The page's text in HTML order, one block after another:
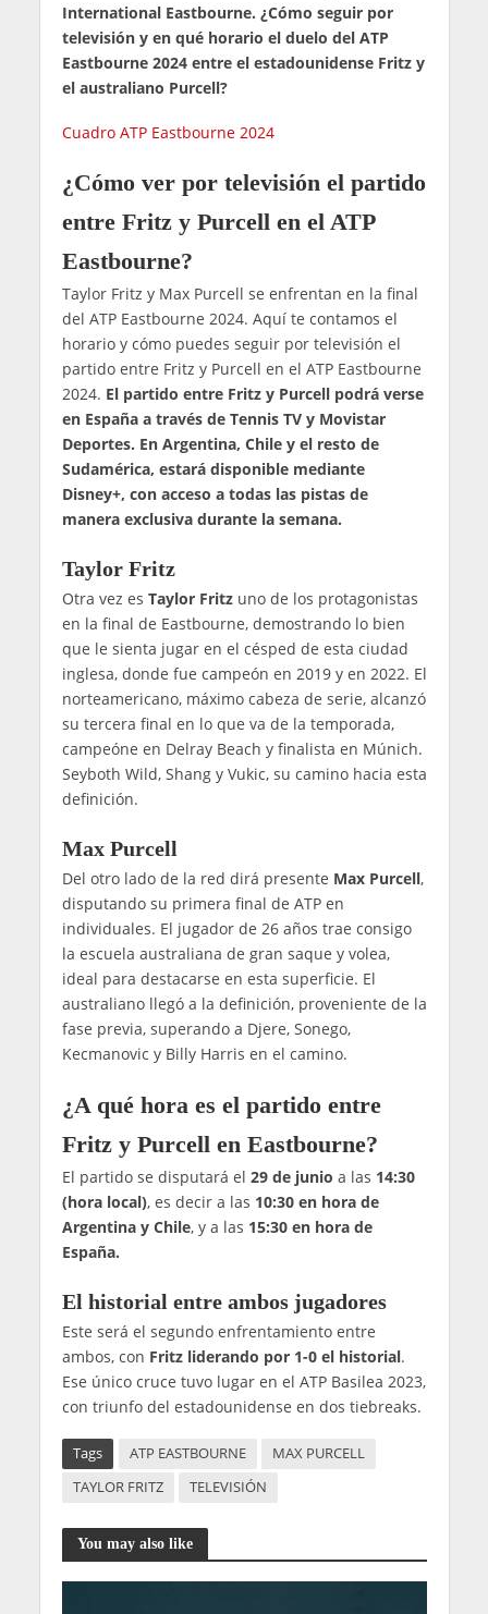
International Eastbourne. ¿Cómo seguir por
televisión y en qué horario el duelo del ATP
Eastbourne 2024 entre el estadounidense Fritz y
el australiano Purcell?
Cuadro ATP Eastbourne 2024
¿Cómo ver por televisión el partido
entre Fritz y Purcell en el ATP
Eastbourne?
Taylor Fritz y Max Purcell se enfrentan en la final
del ATP Eastbourne 2024. Aquí te contamos el
horario y cómo puedes seguir por televisión el
partido entre Fritz y Purcell en el ATP Eastbourne
2024. El partido entre Fritz y Purcell podrá verse
en España a través de Tennis TV y Movistar
Deportes. En Argentina, Chile y el resto de
Sudamérica, estará disponible mediante
Disney+, con acceso a todas las pistas de
manera exclusiva durante la semana.
Taylor Fritz
Otra vez es Taylor Fritzuno de los protagonistas
en la final de Eastbourne, demostrando lo bien
que le sienta jugar en el césped de esta ciudad
inglesa, donde fue campeón en 2019 y en 2022. El
norteamericano, máximo cabeza de serie, alcanzó
su tercera final en lo que va de la temporada,
campeóne en Delray Beach y finalista en Múnich.
Seyboth Wild, Shang y Vukic, su camino hacia esta
definición.
Max Purcell
Del otro lado de la red dirá presente Max Purcell,
disputando su primera final de ATP en
individuales. El jugador de 26 años trae consigo
la escuela australiana de gran saque y volea,
ideal para destacarse en esta superficie. El
australiano llegó a la definición, proveniente de la
fase previa, superando a Djere, Sonego,
Kecmanovic y Billy Harris en el camino.
¿A qué hora es el partido entre
Fritz y Purcell en Eastbourne?
El partido se disputará el 29 de junio a las 14:30
(hora local), es decir a las 10:30 en hora de
Argentina y Chile, y a las 15:30 en hora de
España.
El historial entre ambos jugadores
Este será el segundo enfrentamiento entre
ambos, con Fritz liderando por 1-0 el historial.
Ese único cruce tuvo lugar en el ATP Basilea 2023,
con triunfo del estadounidense en dos tiebreaks.
Tags ATP EASTBOURNE
MAX PURCELL
TAYLOR FRITZ
TELEVISIÓN
You may also like